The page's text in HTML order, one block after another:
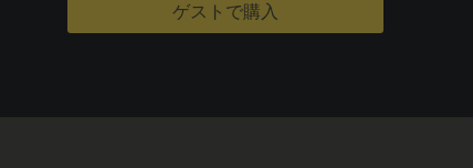
ゲストで購入